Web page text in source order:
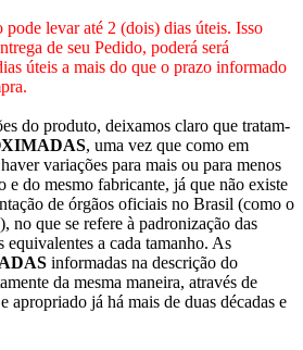
pode levar até 2 (dois) dias úteis. Isso
de seu Pedido, poderá será
úteis a mais do que o prazo informado
do produto, deixamos claro que tratam-
, uma vez que como em
variações para mais ou para menos
e do mesmo fabricante, já que não existe
de órgãos oficiais no Brasil (como o
que se refere à padronização das
equivalentes a cada tamanho. As
informadas na descrição do
da mesma maneira, através de
apropriado já há mais de duas décadas e